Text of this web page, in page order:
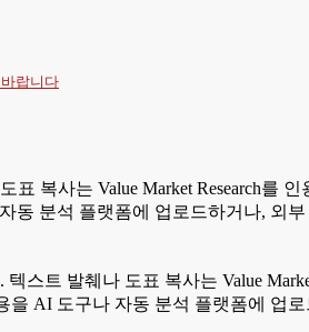
랍니다
복사는 Value Market Research를
분석 플랫폼에 업로드하거나, 외
스트 발췌나 도표 복사는 Value
AI 도구나 자동 분석 플랫폼에 업